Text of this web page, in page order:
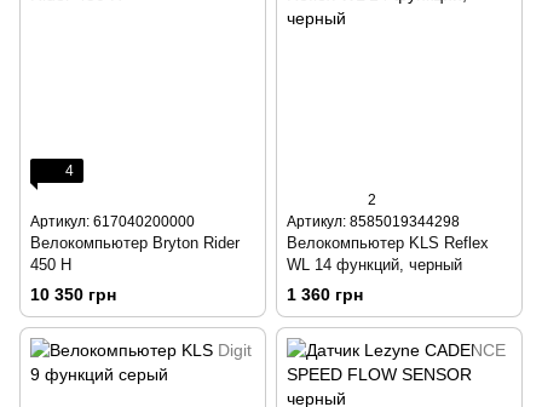
4
Артикул: 617040200000
Велокомпьютер Bryton Rider
450 H
10 350 грн
2
Артикул: 8585019344298
Велокомпьютер KLS Reflex
WL 14 функций, черный
1 360 грн